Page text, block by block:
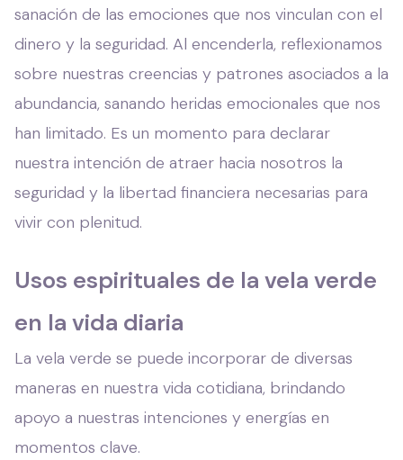
sanación de las emociones que nos vinculan con el
dinero y la seguridad. Al encenderla, reflexionamos
sobre nuestras creencias y patrones asociados a la
abundancia, sanando heridas emocionales que nos
han limitado. Es un momento para declarar
nuestra intención de atraer hacia nosotros la
seguridad y la libertad financiera necesarias para
vivir con plenitud.
Usos espirituales de la vela verde
en la vida diaria
La vela verde se puede incorporar de diversas
maneras en nuestra vida cotidiana, brindando
apoyo a nuestras intenciones y energías en
momentos clave.